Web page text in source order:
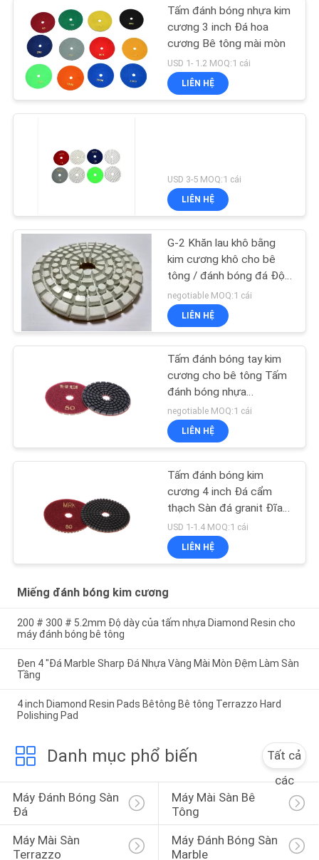
Tấm đánh bóng nhựa kim
cương 3 inch Đá hoa
cương Bê tông mài mòn
USD 1- 1.2 MOQ:1 cái
LIÊN HỆ
USD 3-5 MOQ:1 cái
LIÊN HỆ
G-2 Khăn lau khô bằng
kim cương khô cho bê
tông / đánh bóng đá Độ
bóng cao
negotiable MOQ:1 cái
LIÊN HỆ
Tấm đánh bóng tay kim
cương cho bê tông Tấm
đánh bóng nhựa
Terrazzo 4 "
negotiable MOQ:1 cái
LIÊN HỆ
Tấm đánh bóng kim
cương 4 inch Đá cẩm
thạch Sàn đá granit Đĩa
mài kim cương
USD 1-1.4 MOQ:1 cái
LIÊN HỆ
Miếng đánh bóng kim cương
200 # 300 # 5.2mm Độ dày của tấm nhựa Diamond Resin cho
máy đánh bóng bê tông
Đen 4 "Đá Marble Sharp Đá Nhựa Vàng Mài Mòn Đệm Làm Sàn
Tầng
4 inch Diamond Resin Pads Bêtông Bê tông Terrazzo Hard
Polishing Pad
Danh mục phổ biến
Tất cả
các
Máy Đánh Bóng Sàn
Đá
Máy Mài Sàn Bê
Tông
Máy Mài Sàn
Terrazzo
Máy Đánh Bóng Sàn
Marble